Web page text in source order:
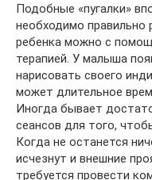
Подобные «пугалки»
необходимо правильно
ребенка можно с
терапией. У малыша
нарисовать своего
может длительное
Иногда бывает
сеансов для того,
Когда не останется
исчезнут и внешние
требуется провести